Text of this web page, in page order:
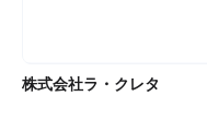
株式会社ラ・クレタ